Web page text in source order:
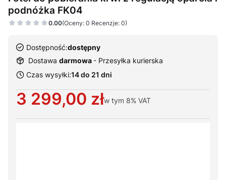
podnóżka FK04
0.00(Oceny: 0 Recenzje: 0)
Dostępność:dostępny
Dostawa darmowa - Przesyłka kurierska
Czas wysyłki:14 do 21 dni
Cena
3 299,00 złw tym 8% VAT